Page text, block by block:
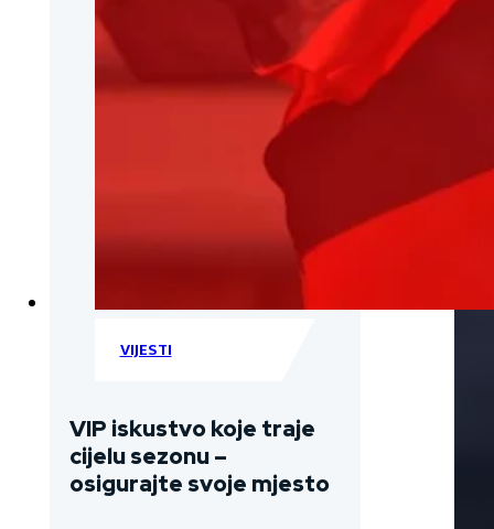
VIJESTI
VIP iskustvo koje traje
cijelu sezonu –
osigurajte svoje mjesto